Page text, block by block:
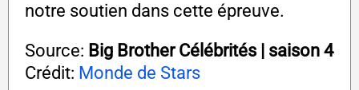
notre soutien dans cette épreuve.
Source: Big Brother Célébrités | saison 4
Crédit: Monde de Stars